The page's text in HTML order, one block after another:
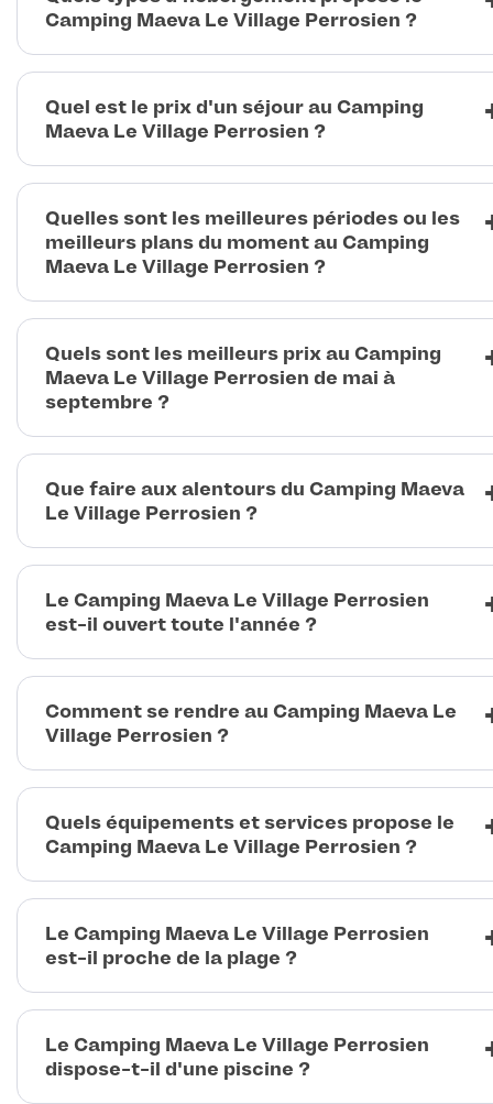
Camping Maeva Le Village Perrosien ?
Quel est le prix d'un séjour au Camping
Maeva Le Village Perrosien ?
Quelles sont les meilleures périodes ou les
meilleurs plans du moment au Camping
Maeva Le Village Perrosien ?
Quels sont les meilleurs prix au Camping
Maeva Le Village Perrosien de mai à
septembre ?
Que faire aux alentours du Camping Maeva
Le Village Perrosien ?
Le Camping Maeva Le Village Perrosien
est-il ouvert toute l'année ?
Comment se rendre au Camping Maeva Le
Village Perrosien ?
Quels équipements et services propose le
Camping Maeva Le Village Perrosien ?
Le Camping Maeva Le Village Perrosien
est-il proche de la plage ?
Le Camping Maeva Le Village Perrosien
dispose-t-il d'une piscine ?